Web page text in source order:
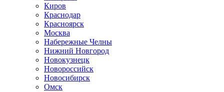
Киров
Краснодар
Красноярск
Москва
Набережные Челны
Нижний Новгород
Новокузнецк
Новороссийск
Новосибирск
Омск